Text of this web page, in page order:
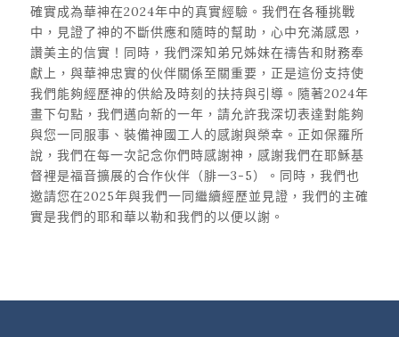
確實成為華神在2024年中的真實經驗。我們在各種挑戰
中，見證了神的不斷供應和隨時的幫助，心中充滿感恩，
讚美主的信實！同時，我們深知弟兄姊妹在禱告和財務奉
獻上，與華神忠實的伙伴關係至關重要，正是這份支持使
我們能夠經歷神的供給及時刻的扶持與引導。隨著2024年
畫下句點，我們邁向新的一年，請允許我深切表達對能夠
與您一同服事、裝備神國工人的感謝與榮幸。正如保羅所
說，我們在每一次記念你們時感謝神，感謝我們在耶穌基
督裡是福音擴展的合作伙伴（腓一3-5）。同時，我們也
邀請您在2025年與我們一同繼續經歷並見證，我們的主確
實是我們的耶和華以勒和我們的以便以謝。